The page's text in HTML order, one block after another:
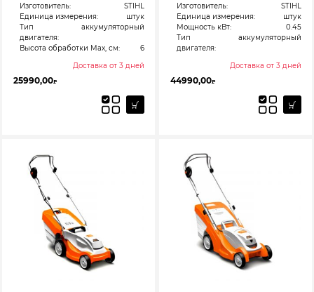
Изготовитель:
STIHL
Единица измерения:
штук
Тип
двигателя:
аккумуляторный
Высота обработки Max, см:
6
Доставка от 3 дней
25990,00₽
Изготовитель:
STIHL
Единица измерения:
штук
Мощность кВт:
0.45
Тип
двигателя:
аккумуляторный
Доставка от 3 дней
44990,00₽